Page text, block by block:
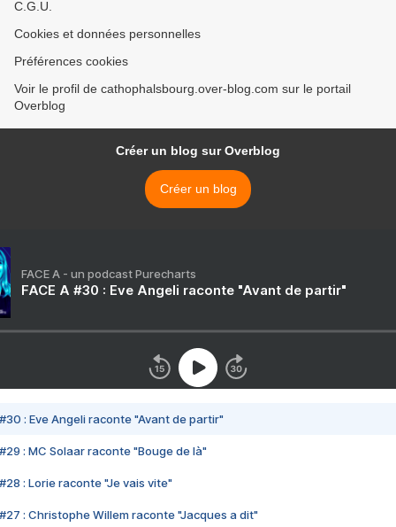
C.G.U.
Cookies et données personnelles
Préférences cookies
Voir le profil de cathophalsbourg.over-blog.com sur le portail
Overblog
Créer un blog sur Overblog
Créer un blog
FACE A - un podcast Purecharts
FACE A #30 : Eve Angeli raconte "Avant de partir"
#30 : Eve Angeli raconte "Avant de partir"
#29 : MC Solaar raconte "Bouge de là"
#28 : Lorie raconte "Je vais vite"
#27 : Christophe Willem raconte "Jacques a dit"